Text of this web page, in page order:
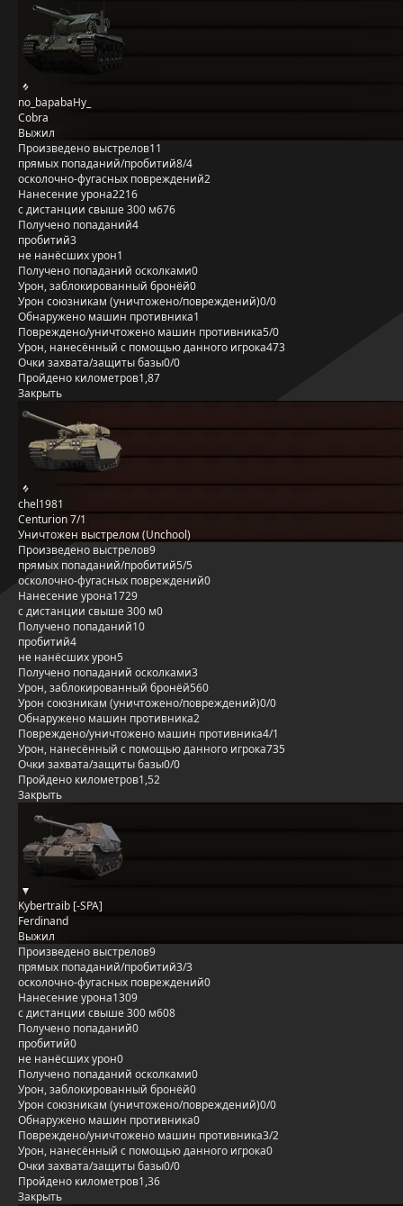
no_bapabaHy_
Cobra
Выжил
Произведено выстрелов11
прямых попаданий/пробитий8/4
осколочно-фугасных повреждений2
Нанесение урона2216
с дистанции свыше 300 м676
Получено попаданий4
пробитий3
не нанёсших урон1
Получено попаданий осколками0
Урон, заблокированный бронёй0
Урон союзникам (уничтожено/повреждений)0/0
Обнаружено машин противника1
Повреждено/уничтожено машин противника5/0
Урон, нанесённый с помощью данного игрока473
Очки захвата/защиты базы0/0
Пройдено километров1,87
Закрыть
chel1981
Centurion 7/1
Уничтожен выстрелом (Unchool)
Произведено выстрелов9
прямых попаданий/пробитий5/5
осколочно-фугасных повреждений0
Нанесение урона1729
с дистанции свыше 300 м0
Получено попаданий10
пробитий4
не нанёсших урон5
Получено попаданий осколками3
Урон, заблокированный бронёй560
Урон союзникам (уничтожено/повреждений)0/0
Обнаружено машин противника2
Повреждено/уничтожено машин противника4/1
Урон, нанесённый с помощью данного игрока735
Очки захвата/защиты базы0/0
Пройдено километров1,52
Закрыть
Kybertraib [-SPA]
Ferdinand
Выжил
Произведено выстрелов9
прямых попаданий/пробитий3/3
осколочно-фугасных повреждений0
Нанесение урона1309
с дистанции свыше 300 м608
Получено попаданий0
пробитий0
не нанёсших урон0
Получено попаданий осколками0
Урон, заблокированный бронёй0
Урон союзникам (уничтожено/повреждений)0/0
Обнаружено машин противника0
Повреждено/уничтожено машин противника3/2
Урон, нанесённый с помощью данного игрока0
Очки захвата/защиты базы0/0
Пройдено километров1,36
Закрыть